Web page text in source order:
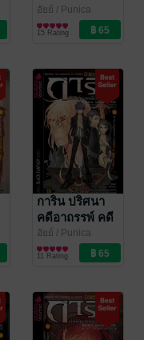
10 'ตุง' หนัง
มนุษย์ (บทแรก)
อัยย์ / Punica
Comic
การ์ตูนทั่วไป
15 Rating
การิน ปริศนา
คดีอาถรรพ์ คดี
9 สาปลัทธิ
โลกาวินาศ บท
อัยย์ / Punica
Comic
การ์ตูนทั่วไป
11 Rating